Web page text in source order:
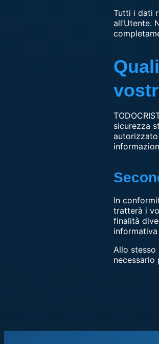
Tutti i dati
all’Utente.
sicurezza
In
tratterà i
finalità
Allo stesso
necessario